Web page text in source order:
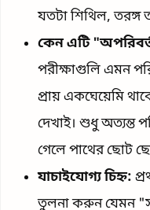
যতটা শিথিল, তরঙ্গ
কেন এটি
পরীক্ষাগুলি এমন
প্রায় একঘেয়েমি
দেখাই। শুধু অত্যন্ত
গেলে পাথের ছোট
যাচাইযোগ্য চিহ্ন:
তুলনা করুন যেমন